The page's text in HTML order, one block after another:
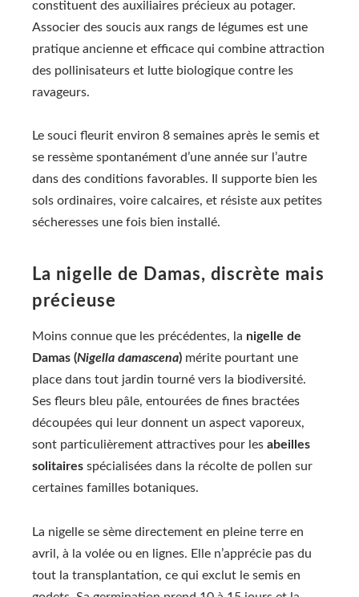
constituent des auxiliaires précieux au potager.
Associer des soucis aux rangs de légumes est une
pratique ancienne et efficace qui combine attraction
des pollinisateurs et lutte biologique contre les
ravageurs.
Le souci fleurit environ 8 semaines après le semis et
se ressème spontanément d’une année sur l’autre
dans des conditions favorables. Il supporte bien les
sols ordinaires, voire calcaires, et résiste aux petites
sécheresses une fois bien installé.
La nigelle de Damas, discrète mais
précieuse
Moins connue que les précédentes, la nigelle de
Damas (Nigella damascena) mérite pourtant une
place dans tout jardin tourné vers la biodiversité.
Ses fleurs bleu pâle, entourées de fines bractées
découpées qui leur donnent un aspect vaporeux,
sont particulièrement attractives pour les abeilles
solitaires spécialisées dans la récolte de pollen sur
certaines familles botaniques.
La nigelle se sème directement en pleine terre en
avril, à la volée ou en lignes. Elle n’apprécie pas du
tout la transplantation, ce qui exclut le semis en